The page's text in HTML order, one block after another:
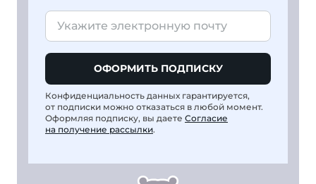
ОФОРМИТЬ ПОДПИСКУ
Конфиденциальность данных гарантируется,
от подписки можно отказаться в любой момент.
Оформляя подписку, вы даете Согласие
на получение рассылки.